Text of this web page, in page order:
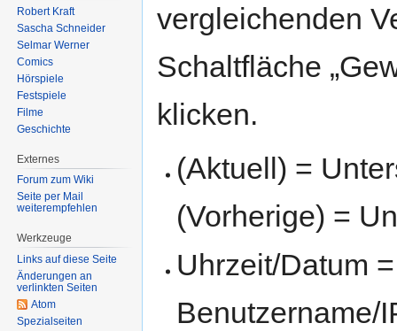
vergleichenden
Schaltfläche
klicken.
(Aktuell) =
(Vorherige) =
Uhrzeit/Datum
Benutzername/
Robert Kraft
Sascha Schneider
Selmar Werner
Comics
Hörspiele
Festspiele
Filme
Geschichte
Externes
Forum zum Wiki
Seite per Mail
weiterempfehlen
Werkzeuge
Links auf diese Seite
Änderungen an
verlinkten Seiten
Atom
Spezialseiten